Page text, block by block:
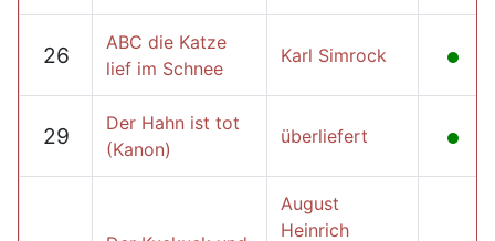
26
ABC die Katze
lief im Schnee
Karl Simrock
29
Der Hahn ist tot
(Kanon)
überliefert
August
Heinrich